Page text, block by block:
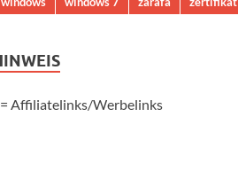
Affiliatelinks/Werbelinks